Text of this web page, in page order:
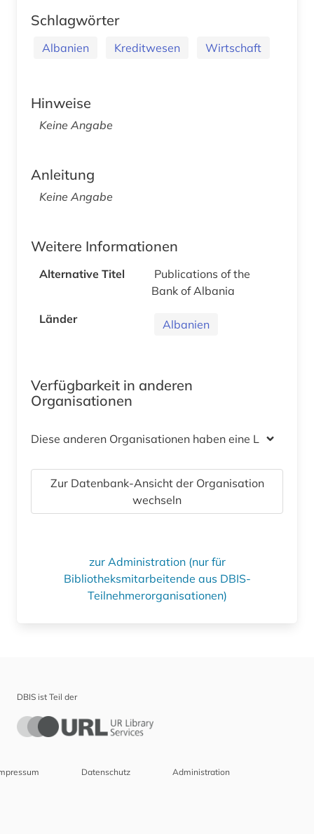
Schlagwörter
Albanien Kreditwesen Wirtschaft
Hinweise
Keine Angabe
Anleitung
Keine Angabe
Weitere Informationen
Alternative Titel
Publications of the
Bank of Albania
Länder
Albanien
Verfügbarkeit in anderen
Organisationen
Diese anderen Organisationen haben eine Lizenz
Zur Datenbank-Ansicht der Organisation
wechseln
zur Administration (nur für
Bibliotheksmitarbeitende aus DBIS-
Teilnehmerorganisationen)
DBIS ist Teil der
Datenschutz Administration